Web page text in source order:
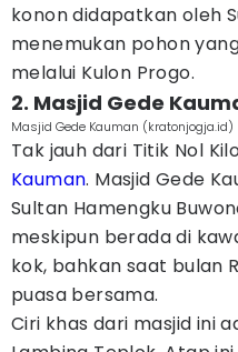
konon didapatkan oleh
menemukan pohon
melalui Kulon Progo.
2. Masjid Gede
Masjid Gede Kauman (kratonjogja.id)
Tak jauh dari Titik Nol
Kauman. Masjid Gede
Sultan Hamengku
meskipun berada di
kok, bahkan saat bulan
puasa bersama.
Ciri khas dari masjid ini